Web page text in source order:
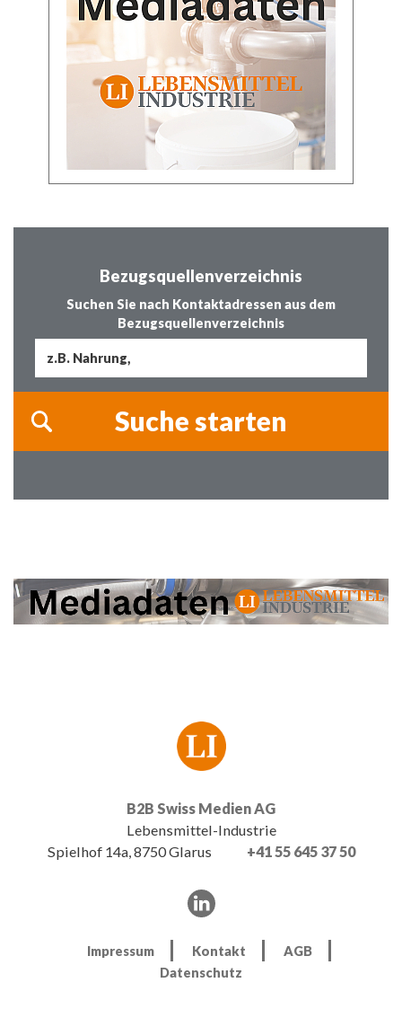
Bezugsquellenverzeichnis
Suchen Sie nach Kontaktadressen aus dem
Bezugsquellenverzeichnis
B2B Swiss Medien AG
Lebensmittel-Industrie
Spielhof 14a, 8750 Glarus
+41 55 645 37 50
Impressum Kontakt
AGB
Datenschutz